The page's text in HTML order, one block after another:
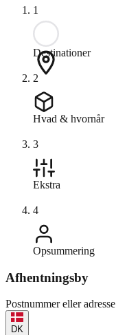
1
Destinationer
2
Hvad & hvornår
3
Ekstra
4
Opsummering
Afhentningsby
Postnummer eller adresse
DK